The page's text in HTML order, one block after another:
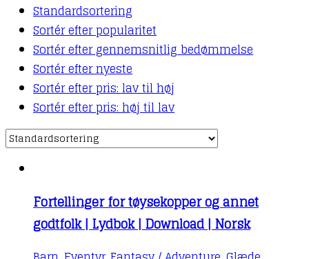
Standardsortering
Sortér efter popularitet
Sortér efter gennemsnitlig bedømmelse
Sortér efter nyeste
Sortér efter pris: lav til høj
Sortér efter pris: høj til lav
Fortellinger for tøysekopper og annet
godtfolk | Lydbok | Download | Norsk